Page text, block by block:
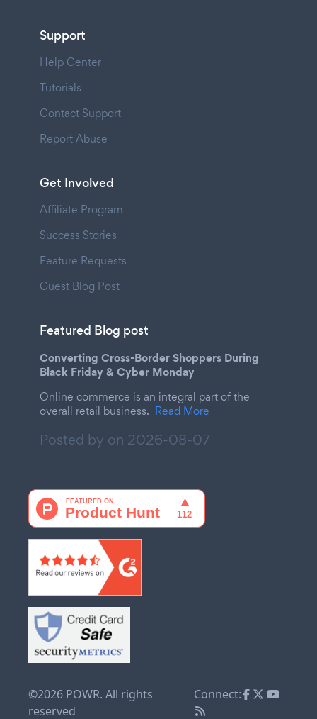
Support
Help Center
Tutorials
Contact Support
Report Abuse
Get Involved
Affiliate Program
Success Stories
Feature Requests
Guest Blog Post
Featured Blog post
Converting Cross-Border Shoppers During
Black Friday & Cyber Monday
Online commerce is an integral part of the
overall retail business. Read More
Posted by on 2026-08-07
©2026 POWR. All rights
reserved
Connect: